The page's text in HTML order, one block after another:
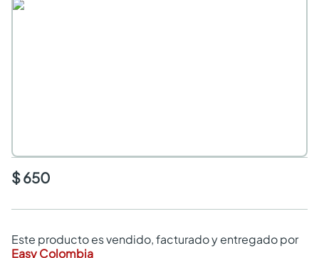
$ 650
Este producto es vendido, facturado y entregado por
Easy Colombia